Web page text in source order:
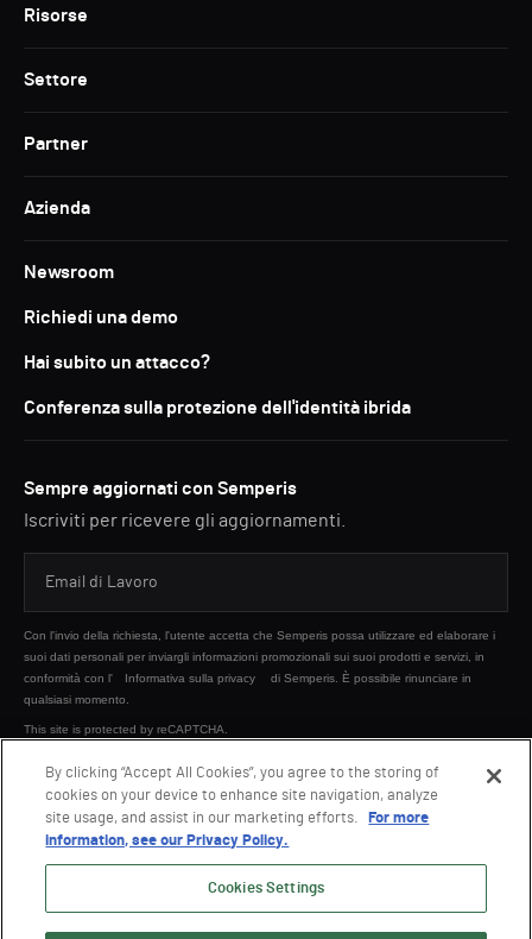
Risorse
Settore
Partner
Azienda
Newsroom
Richiedi una demo
Hai subito un attacco?
Conferenza sulla protezione dell'identità ibrida
Sempre aggiornati con Semperis
Iscriviti per ricevere gli aggiornamenti.
Con l'invio della richiesta, l'utente accetta che Semperis possa utilizzare ed elaborare i
suoi dati personali per inviargli informazioni promozionali sui suoi prodotti e servizi, in
conformità con l'
Informativa sulla privacy
di Semperis. È possibile rinunciare in
qualsiasi momento.
This site is protected by reCAPTCHA.
INVIA
By clicking “Accept All Cookies”, you agree to the storing of
cookies on your device to enhance site navigation, analyze
site usage, and assist in our marketing efforts.
For more
information, see our Privacy Policy.
Cookies Settings